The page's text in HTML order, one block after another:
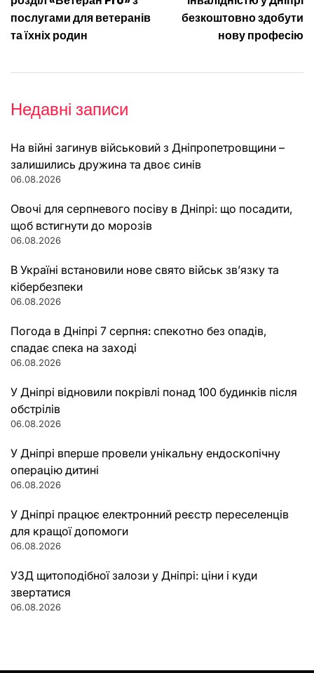
послугами для ветеранів
та їхніх родин
безкоштовно здобути
нову професію
Недавні записи
На війні загинув військовий з Дніпропетровщини –
залишились дружина та двоє синів
06.08.2026
Овочі для серпневого посіву в Дніпрі: що посадити,
щоб встигнути до морозів
06.08.2026
В Україні встановили нове свято військ зв’язку та
кібербезпеки
06.08.2026
Погода в Дніпрі 7 серпня: спекотно без опадів,
спадає спека на заході
06.08.2026
У Дніпрі відновили покрівлі понад 100 будинків після
обстрілів
06.08.2026
У Дніпрі вперше провели унікальну ендоскопічну
операцію дитині
06.08.2026
У Дніпрі працює електронний реєстр переселенців
для кращої допомоги
06.08.2026
УЗД щитоподібної залози у Дніпрі: ціни і куди
звертатися
06.08.2026